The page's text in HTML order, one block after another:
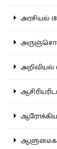
அரசியல்
அறிவியல்
ஆளுமைகள்